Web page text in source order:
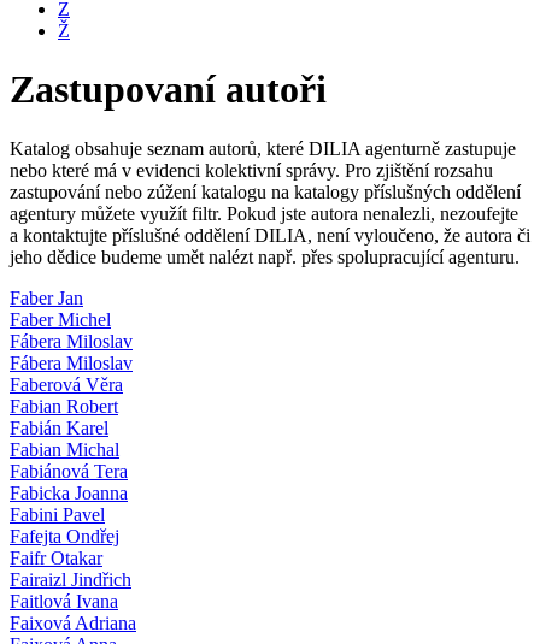
Z
Ž
Zastupovaní autoři
Katalog obsahuje seznam autorů, které DILIA agenturně zastupuje
nebo které má v evidenci kolektivní správy. Pro zjištění rozsahu
zastupování nebo zúžení katalogu na katalogy příslušných oddělení
agentury můžete využít filtr. Pokud jste autora nenalezli, nezoufejte
a kontaktujte příslušné oddělení DILIA, není vyloučeno, že autora či
jeho dědice budeme umět nalézt např. přes spolupracující agenturu.
Faber Jan
Faber Michel
Fábera Miloslav
Fábera Miloslav
Faberová Věra
Fabian Robert
Fabián Karel
Fabian Michal
Fabiánová Tera
Fabicka Joanna
Fabini Pavel
Fafejta Ondřej
Faifr Otakar
Fairaizl Jindřich
Faitlová Ivana
Faixová Adriana